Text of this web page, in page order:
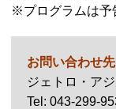
※プログラムは予
お問い合わせ先
ジェトロ・ア
Tel : 043-299-